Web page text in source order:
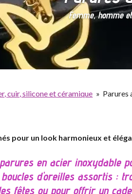
Femme, homme
cuir, silicone et céramique » Parures
pour un look harmonieux et
en acier inoxydable
d'oreilles assortis :
fêtes ou pour offrir un